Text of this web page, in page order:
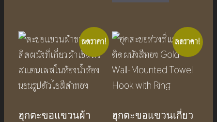
฿500.00.
ลดราคา!
ฮุกตะขอแขวนผ้า
ลดราคา!
ฮุกตะขอแขวนเกี่ยว